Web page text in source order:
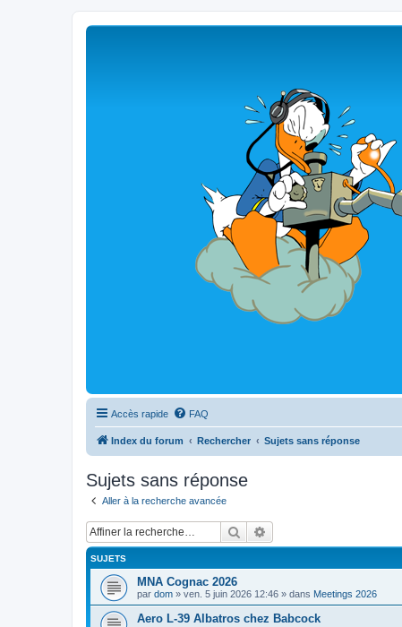
Accès rapide FAQ
Index du forum Rechercher Sujets sans réponse
Sujets sans réponse
Aller à la recherche avancée
Rechercher
SUJETS
MNA Cognac 2026
par dom » ven. 5 juin 2026 12:46 » dans Meetings 2026
Aero L-39 Albatros chez Babcock